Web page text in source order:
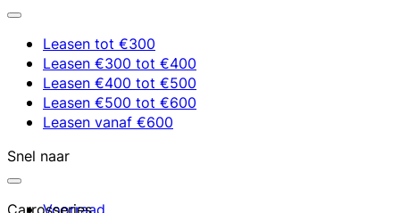
Leasen tot €300
Leasen €300 tot €400
Leasen €400 tot €500
Leasen €500 tot €600
Leasen vanaf €600
Snel naar
Voorraad
Carrosseries